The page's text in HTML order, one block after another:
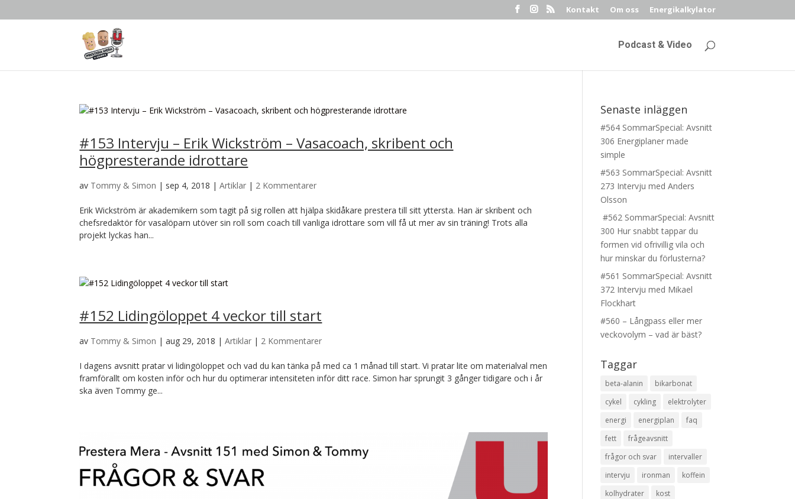
Kontakt Om oss Energikalkylator
Podcast & Video
#153 Intervju – Erik Wickström – Vasacoach, skribent och
högpresterande idrottare
av Tommy & Simon | sep 4, 2018 |Artiklar | 2 Kommentarer
Erik Wickström är akademikern som tagit på sig rollen att hjälpa skidåkare prestera till sitt yttersta. Han är skribent och
chefsredaktör för vasalöparn utöver sin roll som coach till vanliga idrottare som vill få ut mer av sin träning! Trots alla
projekt lyckas han...
#152 Lidingöloppet 4 veckor till start
av Tommy & Simon |aug 29, 2018 |Artiklar | 2 Kommentarer
I dagens avsnitt pratar vi lidingöloppet och vad du kan tänka på med ca 1 månad till start. Vi pratar lite om materialval men
framförallt om kosten inför och hur du optimerar intensiteten inför ditt race. Simon har sprungit 3 gånger tidigare och i år
ska även Tommy ge...
Senaste inläggen
#564 SommarSpecial: Avsnitt
306 Energiplaner made
simple
#563 SommarSpecial: Avsnitt
273 Intervju med Anders
Olsson
#562 SommarSpecial: Avsnitt
300 Hur snabbt tappar du
formen vid ofrivillig vila och
hur minskar du förlusterna?
#561 SommarSpecial: Avsnitt
372 Intervju med Mikael
Flockhart
#560 – Långpass eller mer
veckovolym – vad är bäst?
Taggar
beta-alanin
bikarbonat
cykel
cykling
elektrolyter
energi
energiplan
faq
fett
frågeavsnitt
frågor och svar
intervaller
intervju
ironman
koffein
kolhydrater
kost